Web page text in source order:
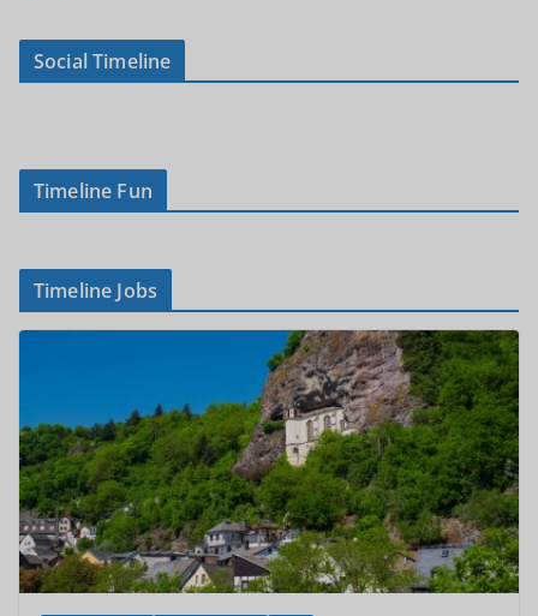
Social Timeline
Timeline Fun
Timeline Jobs